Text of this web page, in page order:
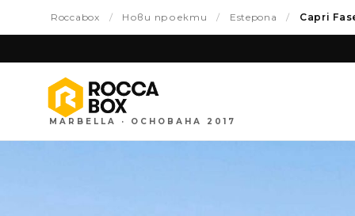
Roccabox / Нови проекти / Estepona / Capri
MARBELLA · ОСНОВАНА 2017